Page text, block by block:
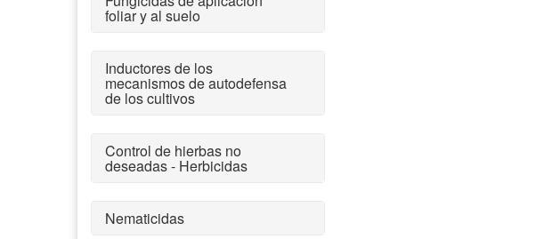
foliar y al suelo
Inductores de los
mecanismos de autodefensa
de los cultivos
Control de hierbas no
deseadas - Herbicidas
Nematicidas